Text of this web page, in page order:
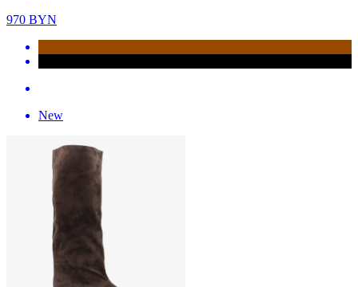
970 BYN
New